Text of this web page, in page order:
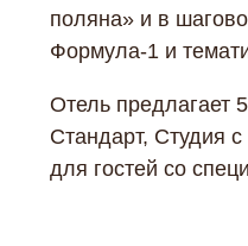
поляна» и в
Формула-1 и
Отель предлагает
Стандарт, Студия
для гостей со